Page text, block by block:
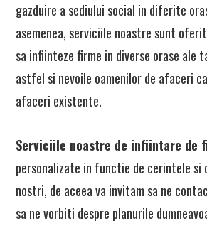
gazduire a sediului social in diferite
asemenea, serviciile noastre sunt
sa infiinteze firme in diverse orase ale
astfel si nevoile oamenilor de afaceri
afaceri existente.
Serviciile noastre de infiintare de
personalizate in functie de cerintele si
nostri, de aceea va invitam sa ne
sa ne vorbiti despre planurile